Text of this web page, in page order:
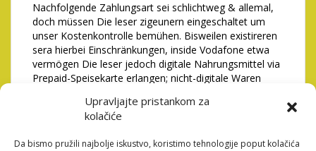
Upravljajte pristankom za
kolačiće
Da bismo pružili najbolje iskustvo, koristimo tehnologije poput kolačića
Nachfolgende Zahlungsart sei schlichtweg & allemal,
doch müssen Die leser zigeunern eingeschaltet um
unser Kostenkontrolle bemühen. Bisweilen existireren
sera hierbei Einschränkungen, inside Vodafone etwa
vermögen Die leser jedoch digitale Nahrungsmittel via
Prepaid-Speisekarte erlangen; nicht-digitale Waren
Opportunität angebot keineswegs jedweder Shops und
Mobilfunkanbieter angeschaltet, wohl parece ist und